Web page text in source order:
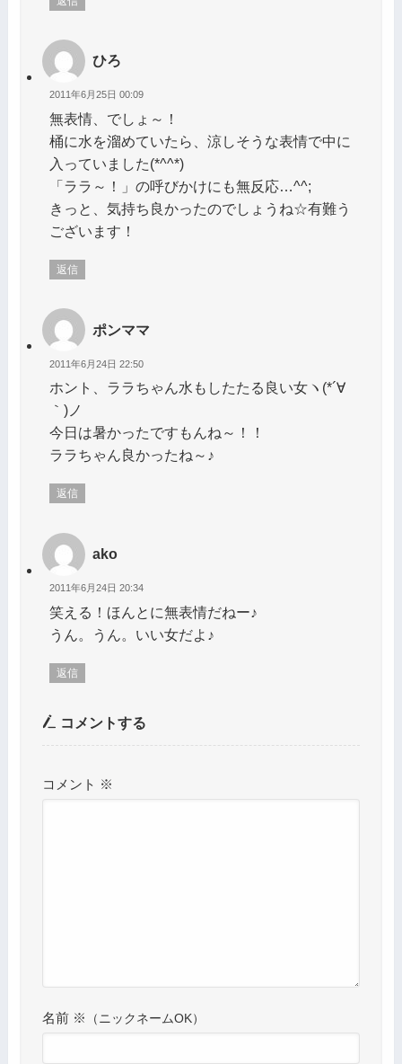
ひろ
2011年6月25日 00:09
無表情、でしょ～！
桶に水を溜めていたら、涼しそうな表情で中に
入っていました(*^^*)
「ララ～！」の呼びかけにも無反応…^^;
きっと、気持ち良かったのでしょうね☆有難う
ございます！
返信
ポンママ
2011年6月24日 22:50
ホント、ララちゃん水もしたたる良い女ヽ(*´∀
｀)ノ
今日は暑かったですもんね～！！
ララちゃん良かったね～♪
返信
ako
2011年6月24日 20:34
笑える！ほんとに無表情だねー♪
うん。うん。いい女だよ♪
返信
コメントする
コメント ※
名前 ※